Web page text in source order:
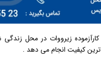
زیرووات در محل زندگی
ترین کیفیت انجام می ‌دهد .